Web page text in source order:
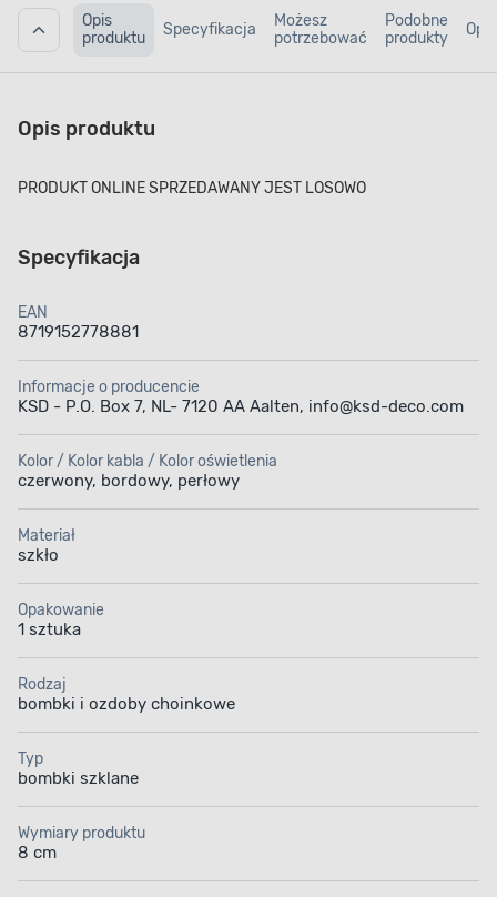
Opis
produktu
Specyfikacja
Możesz
potrzebować
Podobne
produkty
Opis produktu
PRODUKT ONLINE SPRZEDAWANY JEST LOSOWO
Specyfikacja
EAN
8719152778881
Informacje o producencie
KSD - P.O. Box 7, NL- 7120 AA Aalten, info@ksd-deco.com
Kolor / Kolor kabla / Kolor oświetlenia
czerwony, bordowy, perłowy
Materiał
szkło
Opakowanie
1 sztuka
Rodzaj
bombki i ozdoby choinkowe
Typ
bombki szklane
Wymiary produktu
8 cm